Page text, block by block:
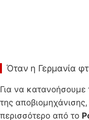
Όταν η Γερμανία
Για να κατανοήσουμε
της
περισσότερο από το